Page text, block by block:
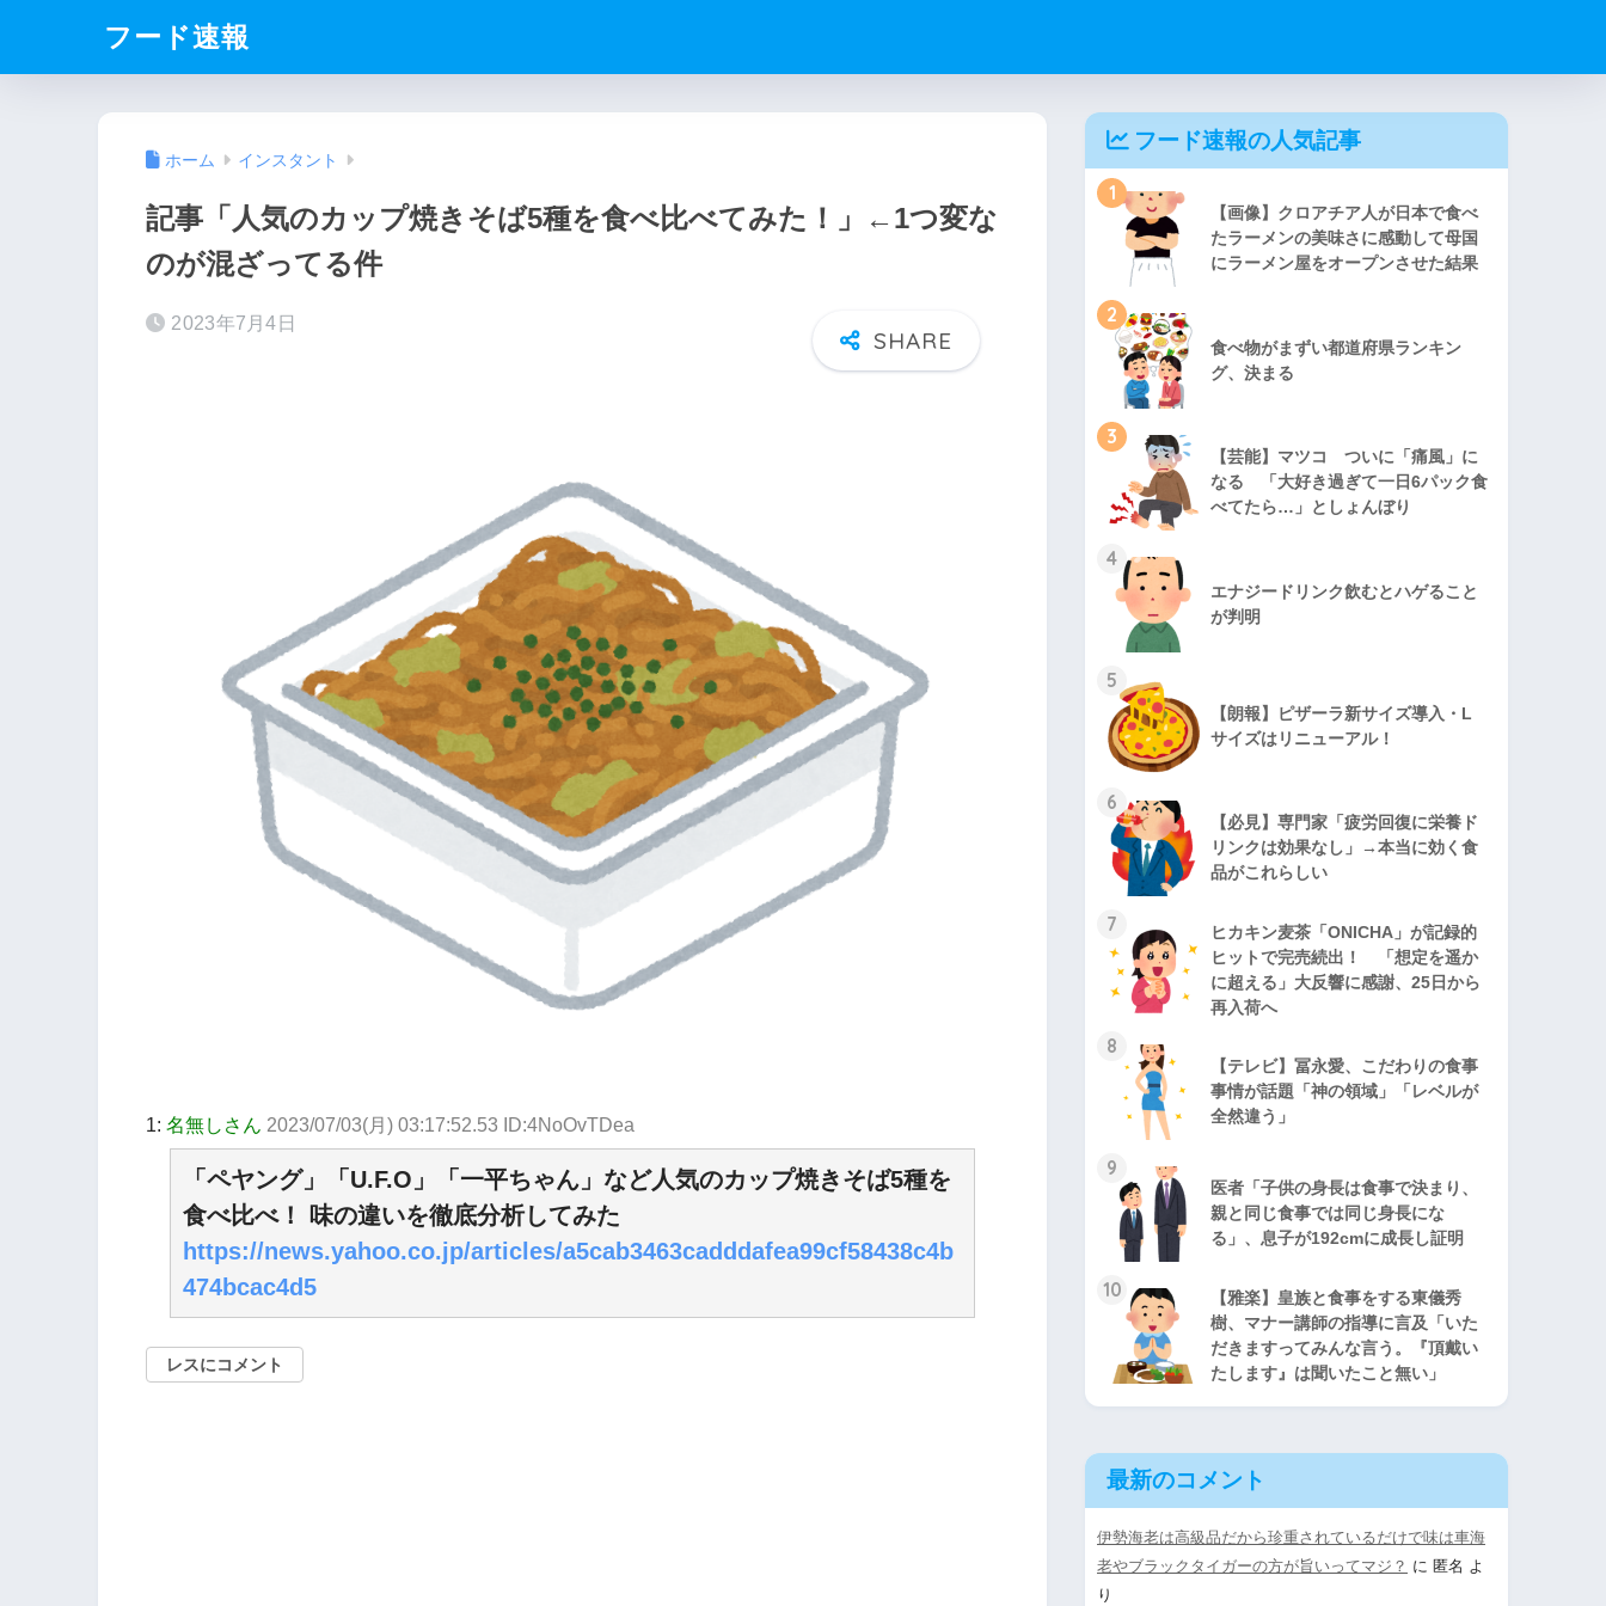
フード速報
ホーム インスタント
記事「人気のカップ焼きそば5種を食べ比べてみた！」←1つ変な
のが混ざってる件
2023年7月4日
1: 名無しさん 2023/07/03(月) 03:17:52.53 ID:4NoOvTDea
「ペヤング」「U.F.O」「一平ちゃん」など人気のカップ焼きそば5種を
食べ比べ！ 味の違いを徹底分析してみた
https://news.yahoo.co.jp/articles/a5cab3463cadddafea99cf58438c4b
474bcac4d5
レスにコメント
フード速報の人気記事
1
【画像】クロアチア人が日本で食べ
たラーメンの美味さに感動して母国
にラーメン屋をオープンさせた結果
2
食べ物がまずい都道府県ランキン
グ、決まる
3
【芸能】マツコ ついに「痛風」に
なる 「大好き過ぎて一日6パック食
べてたら…」としょんぼり
4
エナジードリンク飲むとハゲること
が判明
5
【朗報】ピザーラ新サイズ導入・L
サイズはリニューアル！
6
【必見】専門家「疲労回復に栄養ド
リンクは効果なし」→本当に効く食
品がこれらしい
7
ヒカキン麦茶「ONICHA」が記録的
ヒットで完売続出！ 「想定を遥か
に超える」大反響に感謝、25日から
再入荷へ
8
【テレビ】冨永愛、こだわりの食事
事情が話題「神の領域」「レベルが
全然違う」
9
医者「子供の身長は食事で決まり、
親と同じ食事では同じ身長にな
る」、息子が192cmに成長し証明
10
【雅楽】皇族と食事をする東儀秀
樹、マナー講師の指導に言及「いた
だきますってみんな言う。『頂戴い
たします』は聞いたこと無い」
最新のコメント
伊勢海老は高級品だから珍重されているだけで味は車海
老やブラックタイガーの方が旨いってマジ？ に 匿名 よ
り